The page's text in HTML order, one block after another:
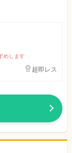
めします
超即レス